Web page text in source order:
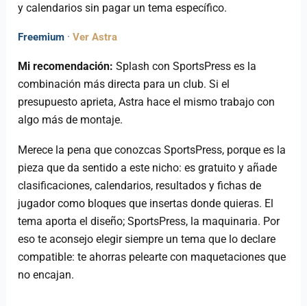
y calendarios sin pagar un tema específico.
Freemium ·Ver Astra
Mi recomendación: Splash con SportsPress es la
combinación más directa para un club. Si el
presupuesto aprieta, Astra hace el mismo trabajo con
algo más de montaje.
Merece la pena que conozcas SportsPress, porque es la
pieza que da sentido a este nicho: es gratuito y añade
clasificaciones, calendarios, resultados y fichas de
jugador como bloques que insertas donde quieras. El
tema aporta el diseño; SportsPress, la maquinaria. Por
eso te aconsejo elegir siempre un tema que lo declare
compatible: te ahorras pelearte con maquetaciones que
no encajan.